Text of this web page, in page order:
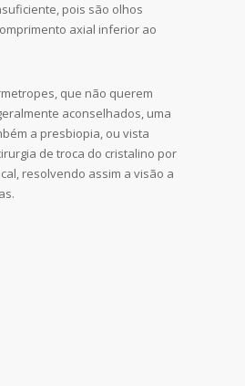
pois são olhos
axial inferior ao
que não querem
aconselhados, uma
a presbiopia, ou vista
de troca do cristalino por
resolvendo assim a visão a